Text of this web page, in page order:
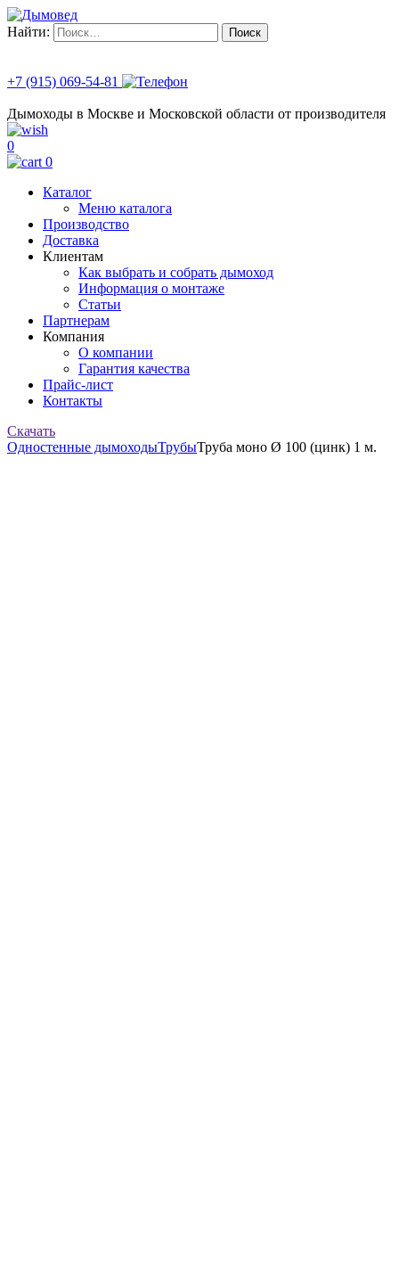
Найти:
+7 (915) 069-54-81
Дымоходы в Москве и Московской области от производителя
0
0
Каталог
Меню каталога
Производство
Доставка
Клиентам
Как выбрать и собрать дымоход
Информация о монтаже
Статьи
Партнерам
Компания
О компании
Гарантия качества
Прайс-лист
Контакты
Скачать
Одностенные дымоходыТрубыТруба моно Ø 100 (цинк) 1 м.